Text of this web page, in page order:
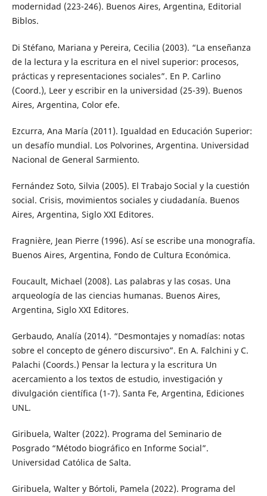
modernidad (223-246). Buenos Aires, Argentina, Editorial
Biblos.
Di Stéfano, Mariana y Pereira, Cecilia (2003). “La enseñanza
de la lectura y la escritura en el nivel superior: procesos,
prácticas y representaciones sociales”. En P. Carlino
(Coord.), Leer y escribir en la universidad (25-39). Buenos
Aires, Argentina, Color efe.
Ezcurra, Ana María (2011). Igualdad en Educación Superior:
un desafío mundial. Los Polvorines, Argentina. Universidad
Nacional de General Sarmiento.
Fernández Soto, Silvia (2005). El Trabajo Social y la cuestión
social. Crisis, movimientos sociales y ciudadanía. Buenos
Aires, Argentina, Siglo XXI Editores.
Fragnière, Jean Pierre (1996). Así se escribe una monografía.
Buenos Aires, Argentina, Fondo de Cultura Económica.
Foucault, Michael (2008). Las palabras y las cosas. Una
arqueología de las ciencias humanas. Buenos Aires,
Argentina, Siglo XXI Editores.
Gerbaudo, Analía (2014). “Desmontajes y nomadías: notas
sobre el concepto de género discursivo”. En A. Falchini y C.
Palachi (Coords.) Pensar la lectura y la escritura Un
acercamiento a los textos de estudio, investigación y
divulgación científica (1-7). Santa Fe, Argentina, Ediciones
UNL.
Giribuela, Walter (2022). Programa del Seminario de
Posgrado “Método biográfico en Informe Social”.
Universidad Católica de Salta.
Giribuela, Walter y Bórtoli, Pamela (2022). Programa del